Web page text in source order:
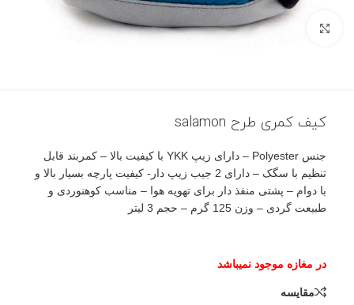
بزرگنمایی تصویر
کیف کمری طرح salamon
جنس Polyester – دارای زیپ YKK با کیفیت بالا – کمربند قابل
تنظیم با سگک – دارای 2 جیب زیپ دار- کیفیت پارچه بسیار بالا و
با دوام – پشتی منفذ دار برای تهویه هوا – مناسب کوهنوردی و
طبیعت گردی – وزن 125 گرم – حجم 3 لیتر
مقایسه